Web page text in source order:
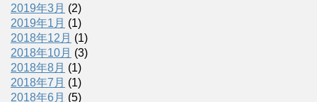
2019年3月 (2)
2019年1月 (1)
2018年12月 (1)
2018年10月 (3)
2018年8月 (1)
2018年7月 (1)
2018年6月 (5)